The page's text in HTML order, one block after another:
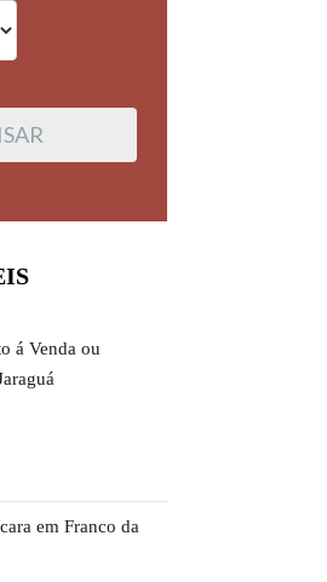
á Venda ou
em Franco da